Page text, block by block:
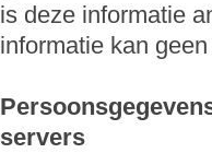
is deze informatie
informatie kan
servers